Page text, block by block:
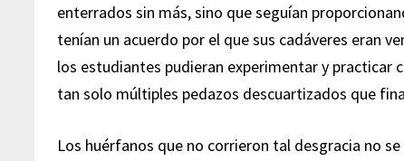
enterrados sin más, sino que seguían
tenían un acuerdo por el que sus cadáveres eran
los estudiantes pudieran experimentar y practicar
tan solo múltiples pedazos descuartizados que
Los huérfanos que no corrieron tal desgracia no